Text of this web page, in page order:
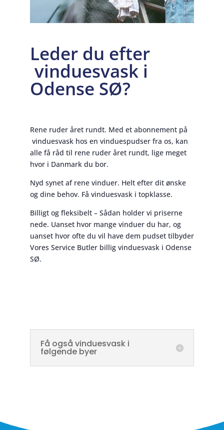
Leder du efter
vinduesvask i
Odense SØ?
Rene ruder året rundt. Med et abonnement på
vinduesvask hos en vinduespudser fra os, kan
alle få råd til rene ruder året rundt, lige meget
hvor i Danmark du bor.
Nyd synet af rene vinduer. Helt efter dit ønske
og dine behov. Få vinduesvask i topklasse.
Billigt og fleksibelt – Sådan holder vi priserne
nede. Uanset hvor mange vinduer du har, og
uanset hvor ofte du vil have dem pudset tilbyder
Vores Service Butler billig vinduesvask i Odense
SØ.
Få også vinduesvask i
følgende byer